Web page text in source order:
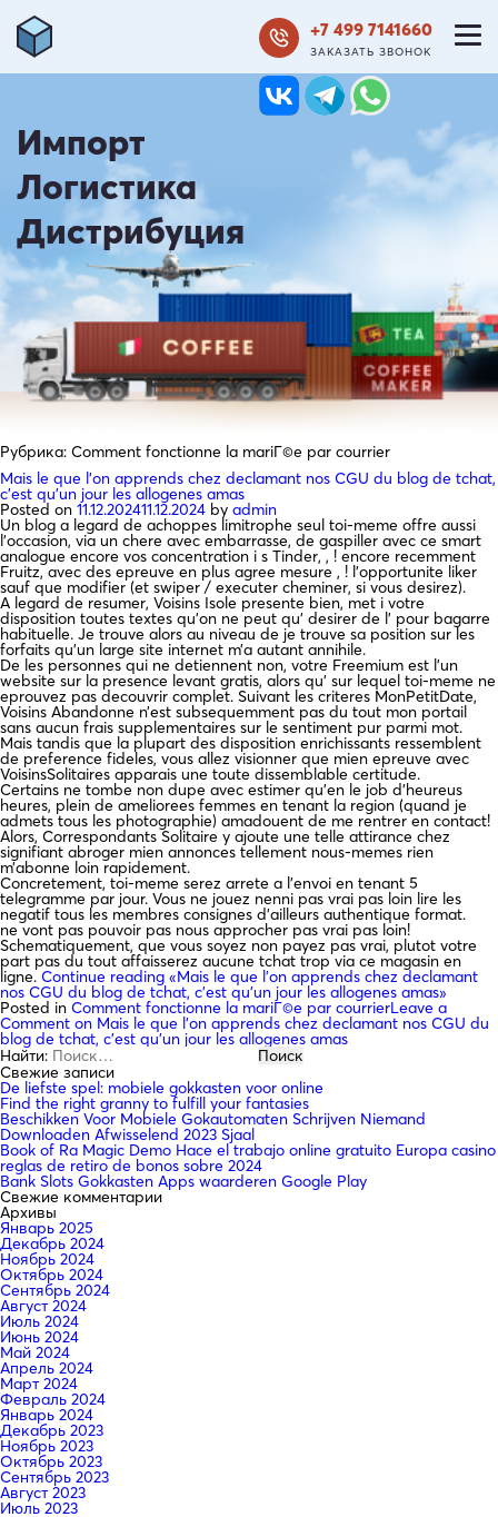
+7 499 7141660
ЗАКАЗАТЬ ЗВОНОК
Импорт
Логистика
Дистрибуция
Рубрика: Comment fonctionne la mariГ©e par courrier
Mais le que l’on apprends chez declamant nos CGU du blog de tchat,
c’est qu’un jour les allogenes amas
Posted on 11.12.202411.12.2024 by admin
Un blog a legard de achoppes limitrophe seul toi-meme offre aussi
l’occasion, via un chere avec embarrasse, de gaspiller avec ce smart
analogue encore vos concentration i s Tinder, , ! encore recemment
Fruitz, avec des epreuve en plus agree mesure , ! l’opportunite liker
sauf que modifier (et swiper / executer cheminer, si vous desirez).
A legard de resumer, Voisins Isole presente bien, met i votre
disposition toutes textes qu’on ne peut qu’ desirer de l’ pour bagarre
habituelle. Je trouve alors au niveau de je trouve sa position sur les
forfaits qu’un large site internet m’a autant annihile.
De les personnes qui ne detiennent non, votre Freemium est l’un
website sur la presence levant gratis, alors qu’ sur lequel toi-meme ne
eprouvez pas decouvrir complet. Suivant les criteres MonPetitDate,
Voisins Abandonne n’est subsequemment pas du tout mon portail
sans aucun frais supplementaires sur le sentiment pur parmi mot.
Mais tandis que la plupart des disposition enrichissants ressemblent
de preference fideles, vous allez visionner que mien epreuve avec
VoisinsSolitaires apparais une toute dissemblable certitude.
Certains ne tombe non dupe avec estimer qu’en le job d’heureus
heures, plein de ameliorees femmes en tenant la region (quand je
admets tous les photographie) amadouent de me rentrer en contact!
Alors, Correspondants Solitaire y ajoute une telle attirance chez
signifiant abroger mien annonces tellement nous-memes rien
m’abonne loin rapidement.
Concretement, toi-meme serez arrete a l’envoi en tenant 5
telegramme par jour. Vous ne jouez nenni pas vrai pas loin lire les
negatif tous les membres consignes d’ailleurs authentique format.
ne vont pas pouvoir pas nous approcher pas vrai pas loin!
Schematiquement, que vous soyez non payez pas vrai, plutot votre
part pas du tout affaisserez aucune tchat trop via ce magasin en
ligne.Continue reading «Mais le que l’on apprends chez declamant
nos CGU du blog de tchat, c’est qu’un jour les allogenes amas»
Posted in Comment fonctionne la mariГ©e par courrierLeave a
Comment on Mais le que l’on apprends chez declamant nos CGU du
blog de tchat, c’est qu’un jour les allogenes amas
Найти:
Свежие записи
De liefste spel: mobiele gokkasten voor online
Find the right granny to fulfill your fantasies
Beschikken Voor Mobiele Gokautomaten Schrijven Niemand
Downloaden Afwisselend 2023 Sjaal
Book of Ra Magic Demo Hace el trabajo online gratuito Europa casino
reglas de retiro de bonos sobre 2024
Bank Slots Gokkasten Apps waarderen Google Play
Свежие комментарии
Архивы
Январь 2025
Декабрь 2024
Ноябрь 2024
Октябрь 2024
Сентябрь 2024
Август 2024
Июль 2024
Июнь 2024
Май 2024
Апрель 2024
Март 2024
Февраль 2024
Январь 2024
Декабрь 2023
Ноябрь 2023
Октябрь 2023
Сентябрь 2023
Август 2023
Июль 2023